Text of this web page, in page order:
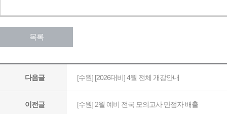
목록
다음글 [수원] [2026대비] 4월 전체 개강안내
이전글 [수원] 2월 예비 전국 모의고사 만점자 배출